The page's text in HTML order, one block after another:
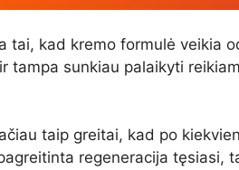
tai, kad kremo formulė veikia
tampa sunkiau palaikyti
taip greitai, kad po
regeneracija tęsiasi,